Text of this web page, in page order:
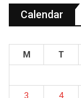
Calendar
M T
3
4